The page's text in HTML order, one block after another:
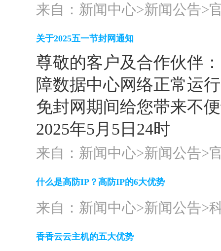
来自：新闻中心>新闻公告>
关于2025五一节封网通知
尊敬的客户及合作伙伴
障数据中心网络正常运
免封网期间给您带来不
2025年5月5日24时
来自：新闻中心>新闻公告>
什么是高防IP？高防IP的6大优势
来自：新闻中心>新闻公告>
香香云云主机的五大优势